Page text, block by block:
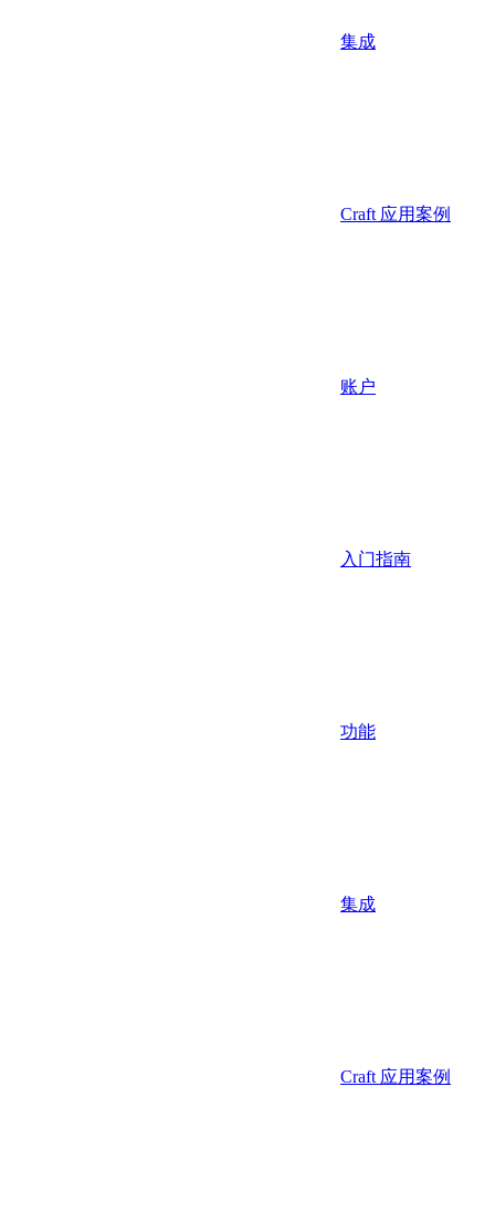
集成
Craft 应用案例
账户
入门指南
功能
集成
Craft 应用案例